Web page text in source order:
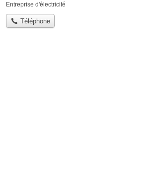
Entreprise d'électricité
Téléphone